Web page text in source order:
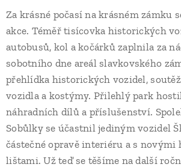
Za krásné počasí na krásném zámku
akce. Téměř tisícovka historických
autobusů, kol a kočárků zaplnila za
sobotního dne areál slavkovského
přehlídka historických vozidel,
vozidla a kostýmy. Přilehlý park
náhradních dílů a příslušenství.
Sobůlky se účastnil jediným vozidel
částečné opravě interiéru a s
lištami. Už teď se těšíme na další